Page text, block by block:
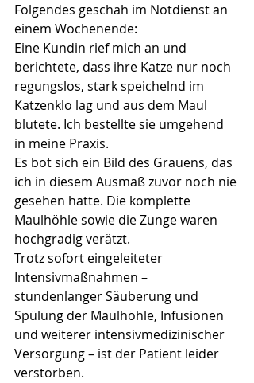
Folgendes geschah im Notdienst an
einem Wochenende:
Eine Kundin rief mich an und
berichtete, dass ihre Katze nur noch
regungslos, stark speichelnd im
Katzenklo lag und aus dem Maul
blutete. Ich bestellte sie umgehend
in meine Praxis.
Es bot sich ein Bild des Grauens, das
ich in diesem Ausmaß zuvor noch nie
gesehen hatte. Die komplette
Maulhöhle sowie die Zunge waren
hochgradig verätzt.
Trotz sofort eingeleiteter
Intensivmaßnahmen –
stundenlanger Säuberung und
Spülung der Maulhöhle, Infusionen
und weiterer intensivmedizinischer
Versorgung – ist der Patient leider
verstorben.